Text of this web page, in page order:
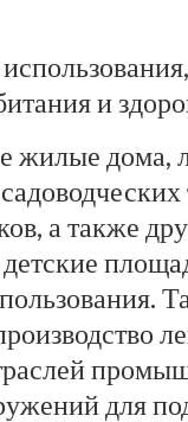
и
жилые
а также
для